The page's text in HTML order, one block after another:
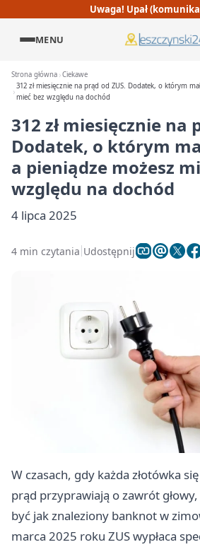
Uwaga! Upał
MENU
Strona główna Ciekawe
312 zł miesięcznie na prąd od ZUS. Dodatek, o którym
mieć bez względu na dochód
312 zł miesięcznie na
Dodatek, o którym
a pieniądze możesz
względu na dochód
4 lipca 2025
4 min czytania Udostępnij
W czasach, gdy każda złotówka
prąd przyprawiają o zawrót
być jak znaleziony banknot w
marca 2025 roku ZUS wypłaca